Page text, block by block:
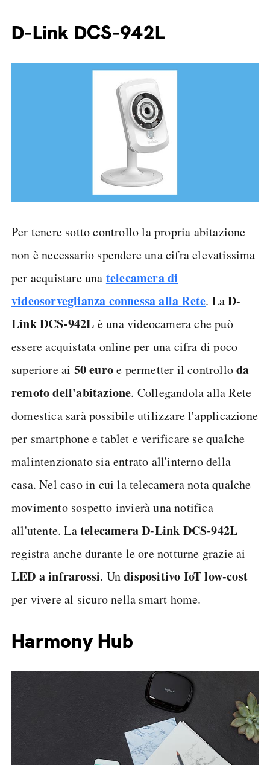
D-Link DCS-942L
Per tenere sotto controllo la propria abitazione
non è necessario spendere una cifra elevatissima
per acquistare una telecamera di
videosorveglianza connessa alla Rete. LaD-
Link DCS-942L è una videocamera che può
essere acquistata online per una cifra di poco
superiore ai 50 euroe permetter il controlloda
remoto dell'abitazione. Collegandola alla Rete
domestica sarà possibile utilizzare l'applicazione
per smartphone e tablet e verificare se qualche
malintenzionato sia entrato all'interno della
casa. Nel caso in cui la telecamera nota qualche
movimento sospetto invierà una notifica
all'utente. Latelecamera D-Link DCS-942L
registra anche durante le ore notturne grazie ai
LED a infrarossi. Undispositivo IoT low-cost
per vivere al sicuro nella smart home.
Harmony Hub